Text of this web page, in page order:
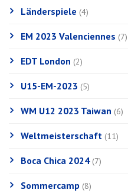
Länderspiele (4)
EM 2023 Valenciennes (7)
EDT London (2)
U15-EM-2023 (5)
WM U12 2023 Taiwan (6)
Weltmeisterschaft (11)
Boca Chica 2024(7)
Sommercamp (8)